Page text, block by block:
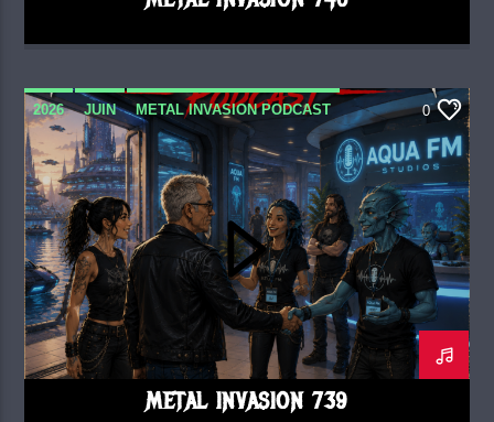
2026 JUIN METAL INVASION PODCAST 0
METAL INVASION 739